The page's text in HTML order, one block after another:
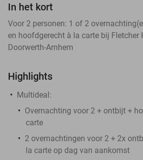
In het kort
Voor 2 personen: 1 of 2
en hoofdgerecht à la carte bij Fletcher
Doorwerth-Arnhem
Highlights
Multideal:
Overnachting voor 2 + ontbijt +
carte
2 overnachtingen voor 2 + 2x
la carte op dag van aankomst